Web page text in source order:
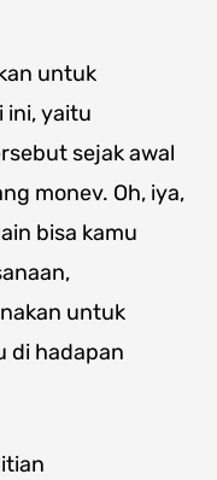
untuk
ini, yaitu
sejak awal
monev. Oh, iya,
bisa kamu
untuk
di hadapan